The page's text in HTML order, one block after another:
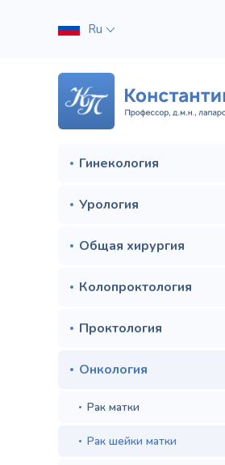
Ru
Гинекология
Урология
Общая хирургия
Колопроктология
Проктология
Онкология
Рак матки
Рак шейки матки